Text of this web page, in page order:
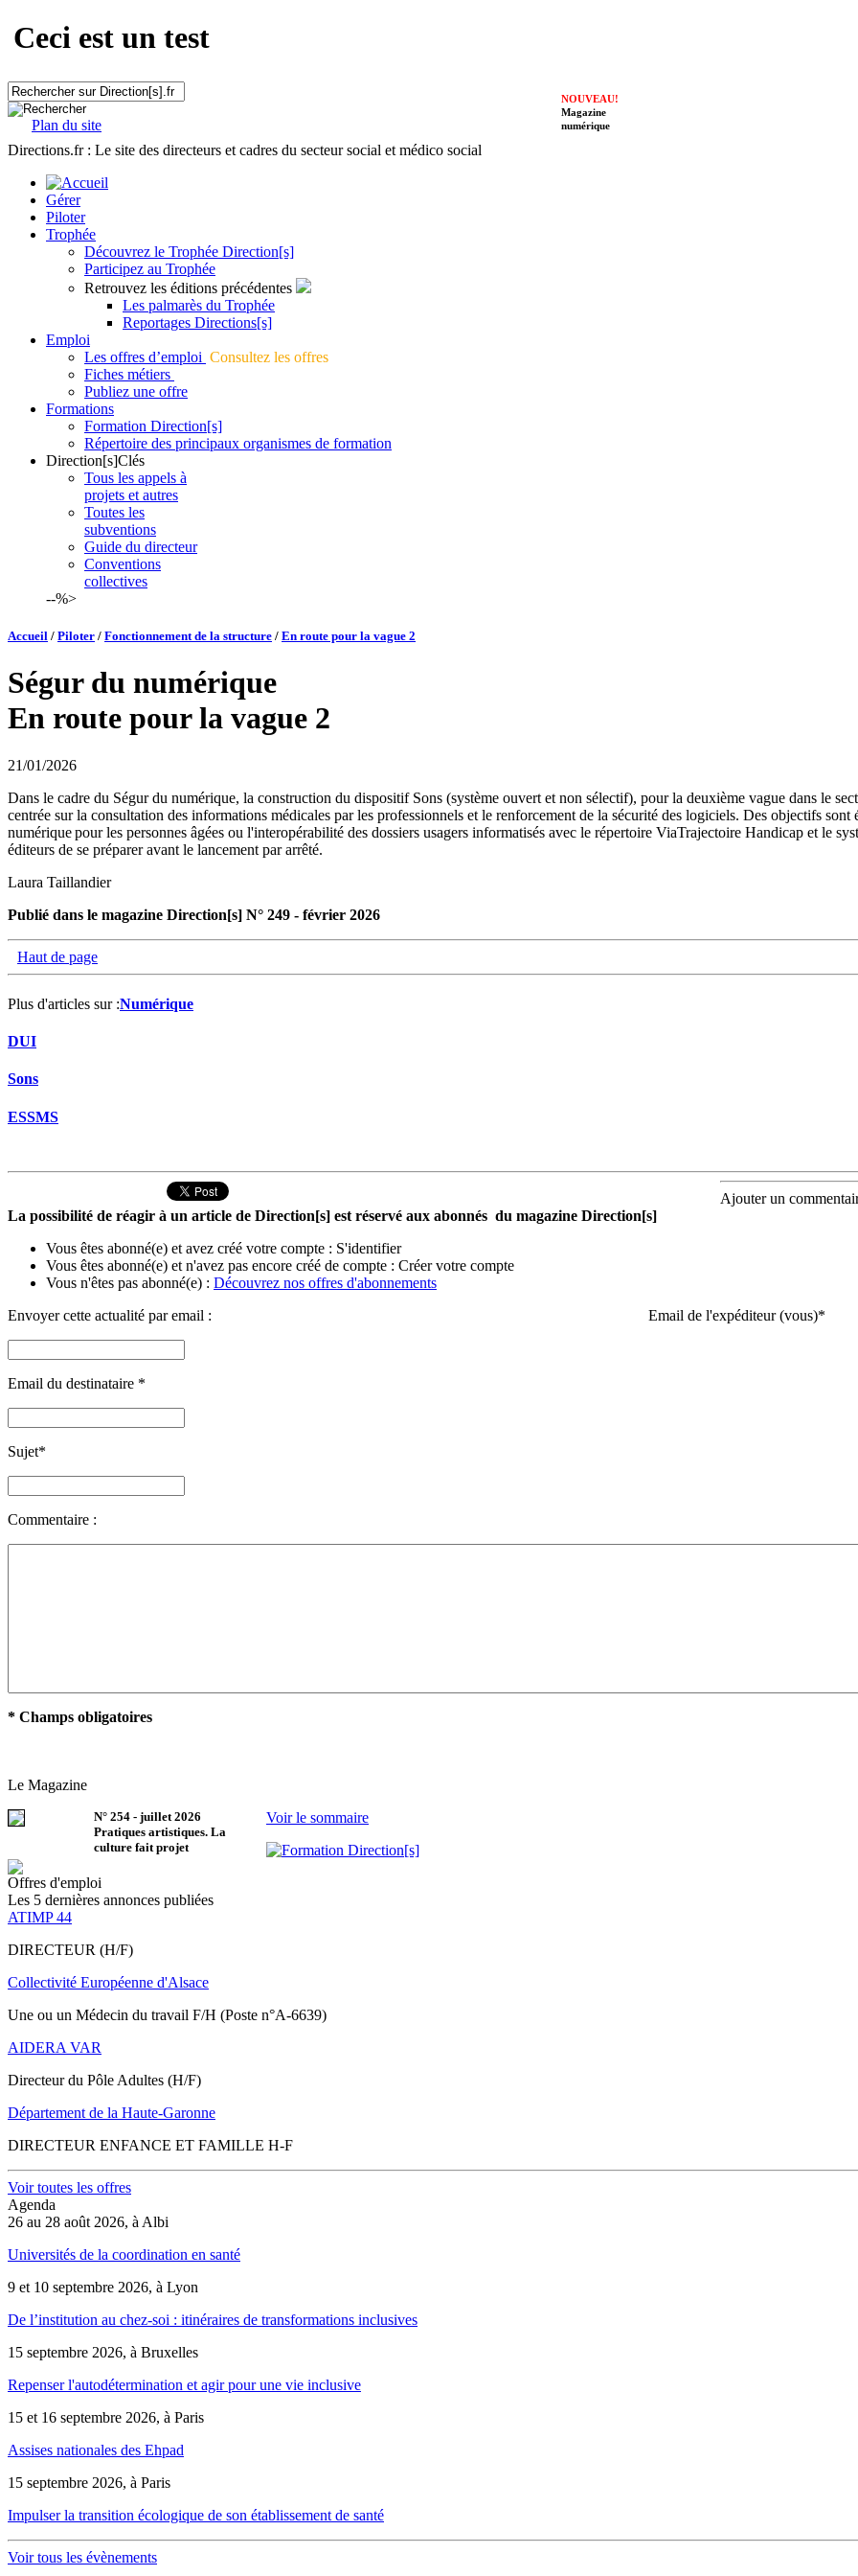
Ceci est un test
Plan du site
NOUVEAU!
Magazine
numérique
Directions.fr : Le site des directeurs et cadres du secteur social et médico social
Gérer
Piloter
Trophée
Découvrez le Trophée Direction[s]
Participez au Trophée
Retrouvez les éditions précédentes
Les palmarès du Trophée
Reportages Directions[s]
Emploi
Les offres d’emploi Consultez les offres
Fiches métiers
Publiez une offre
Formations
Formation Direction[s]
Répertoire des principaux organismes de formation
Direction[s]Clés
Tous les appels à
projets et autres
Toutes les
subventions
Guide du directeur
Conventions
collectives
--%>
Accueil / Piloter / Fonctionnement de la structure / En route pour la vague 2
Ségur du numérique
En route pour la vague 2
21/01/2026
Dans le cadre du Ségur du numérique, la construction du dispositif Sons (système ouvert et non sélectif), pour la deuxième vague dans le
centrée sur la consultation des informations médicales par les professionnels et le renforcement de la sécurité des logiciels. Des objectifs
numérique pour les personnes âgées ou l'interopérabilité des dossiers usagers informatisés avec le répertoire ViaTrajectoire Handicap et le
éditeurs de se préparer avant le lancement par arrêté.
Laura Taillandier
Publié dans le magazine Direction[s] N° 249 - février 2026
Haut de page
Plus d'articles sur :Numérique
DUI
Sons
ESSMS
Ajouter un
La possibilité de réagir à un article de Direction[s] est réservé aux abonnés du magazine Direction[s]
Vous êtes abonné(e) et avez créé votre compte : S'identifier
Vous êtes abonné(e) et n'avez pas encore créé de compte : Créer votre compte
Vous n'êtes pas abonné(e) : Découvrez nos offres d'abonnements
Envoyer cette actualité par email :
Email de l'expéditeur (vous)*
Email du destinataire *
Sujet*
Commentaire :
* Champs obligatoires
Le Magazine
N° 254 - juillet 2026
Pratiques artistiques. La
culture fait projet
Voir le sommaire
Offres d'emploi
Les 5 dernières annonces publiées
ATIMP 44
DIRECTEUR (H/F)
Collectivité Européenne d'Alsace
Une ou un Médecin du travail F/H (Poste n°A-6639)
AIDERA VAR
Directeur du Pôle Adultes (H/F)
Département de la Haute-Garonne
DIRECTEUR ENFANCE ET FAMILLE H-F
Voir toutes les offres
Agenda
26 au 28 août 2026, à Albi
Universités de la coordination en santé
9 et 10 septembre 2026, à Lyon
De l’institution au chez-soi : itinéraires de transformations inclusives
15 septembre 2026, à Bruxelles
Repenser l'autodétermination et agir pour une vie inclusive
15 et 16 septembre 2026, à Paris
Assises nationales des Ehpad
15 septembre 2026, à Paris
Impulser la transition écologique de son établissement de santé
Voir tous les évènements